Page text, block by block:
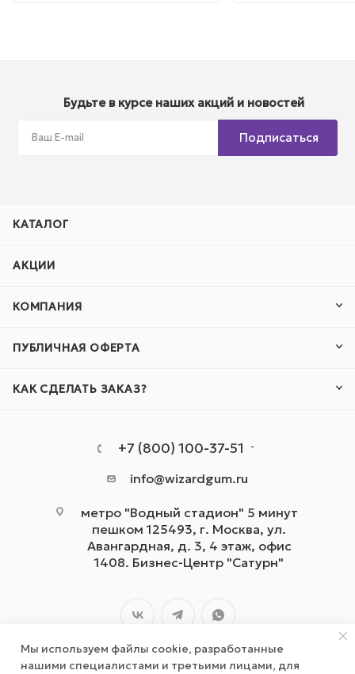
Будьте в курсе наших акций и новостей
Подписаться
КАТАЛОГ
АКЦИИ
КОМПАНИЯ
ПУБЛИЧНАЯ ОФЕРТА
КАК СДЕЛАТЬ ЗАКАЗ?
+7 (800) 100-37-51
info@wizardgum.ru
метро "Водный стадион" 5 минут
пешком 125493, г. Москва, ул.
Авангардная, д. 3, 4 этаж, офис
1408. Бизнес-Центр "Сатурн"
Мы используем файлы cookie, разработанные
нашими специалистами и третьими лицами, для